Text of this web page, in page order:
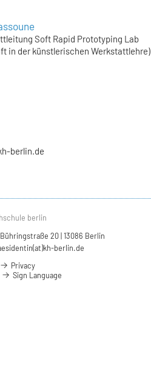
Soft Rapid Prototyping Lab
in der künstlerischen Werkstattlehre)
berlin.de
berlin
20 | 13086 Berlin
berlin.de
Privacy
Sign Language